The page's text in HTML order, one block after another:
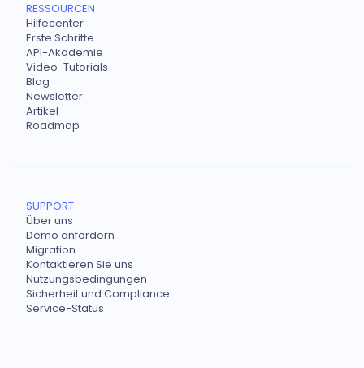
RESSOURCEN
Hilfecenter
Erste Schritte
API-Akademie
Video-Tutorials
Blog
Newsletter
Artikel
Roadmap
SUPPORT
Über uns
Demo anfordern
Migration
Kontaktieren Sie uns
Nutzungsbedingungen
Sicherheit und Compliance
Service-Status